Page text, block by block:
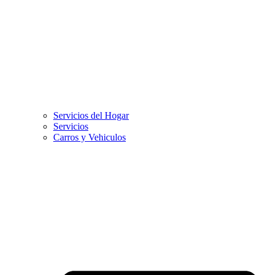
Servicios del Hogar
Servicios
Carros y Vehiculos